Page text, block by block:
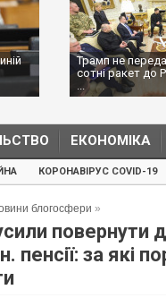
Трамп не
сотні ракет до
...
ЕКОНОМІКА
КОРОНАВІРУС COVID-19
блогосфери »
пенсії: за які